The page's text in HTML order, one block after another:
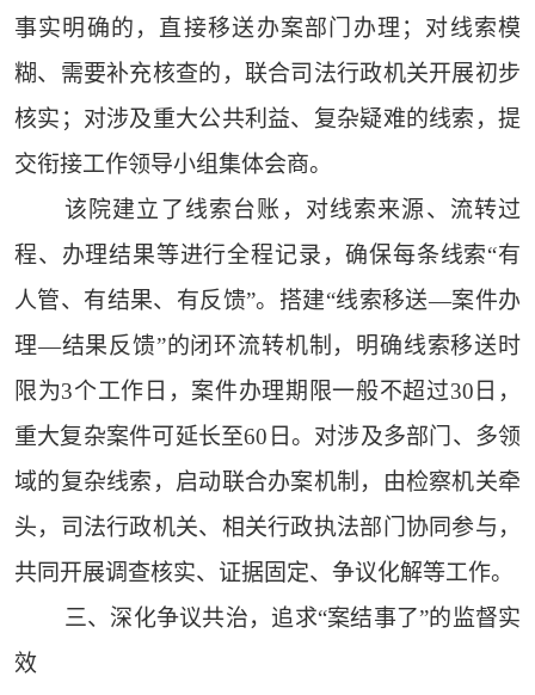
事实明确的，直接移送办案部门办理；对线索模
糊、需要补充核查的，联合司法行政机关开展初步
核实；对涉及重大公共利益、复杂疑难的线索，提
交衔接工作领导小组集体会商。
该院建立了线索台账，对线索来源、流转过
程、办理结果等进行全程记录，确保每条线索“有
人管、有结果、有反馈”。搭建“线索移送—案件办
理—结果反馈”的闭环流转机制，明确线索移送时
限为3个工作日，案件办理期限一般不超过30日，
重大复杂案件可延长至60日。对涉及多部门、多领
域的复杂线索，启动联合办案机制，由检察机关牵
头，司法行政机关、相关行政执法部门协同参与，
共同开展调查核实、证据固定、争议化解等工作。
三、深化争议共治，追求“案结事了”的监督实
效